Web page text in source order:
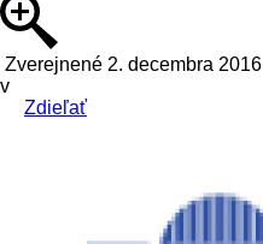
Zverejnené 2. decembra 2016
v
Zdieľať